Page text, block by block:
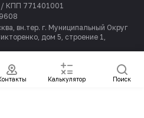
Калькулятор Поиск
КПП 771401001
вн.тер. г. Муниципальный Округ
дом 5, строение 1,